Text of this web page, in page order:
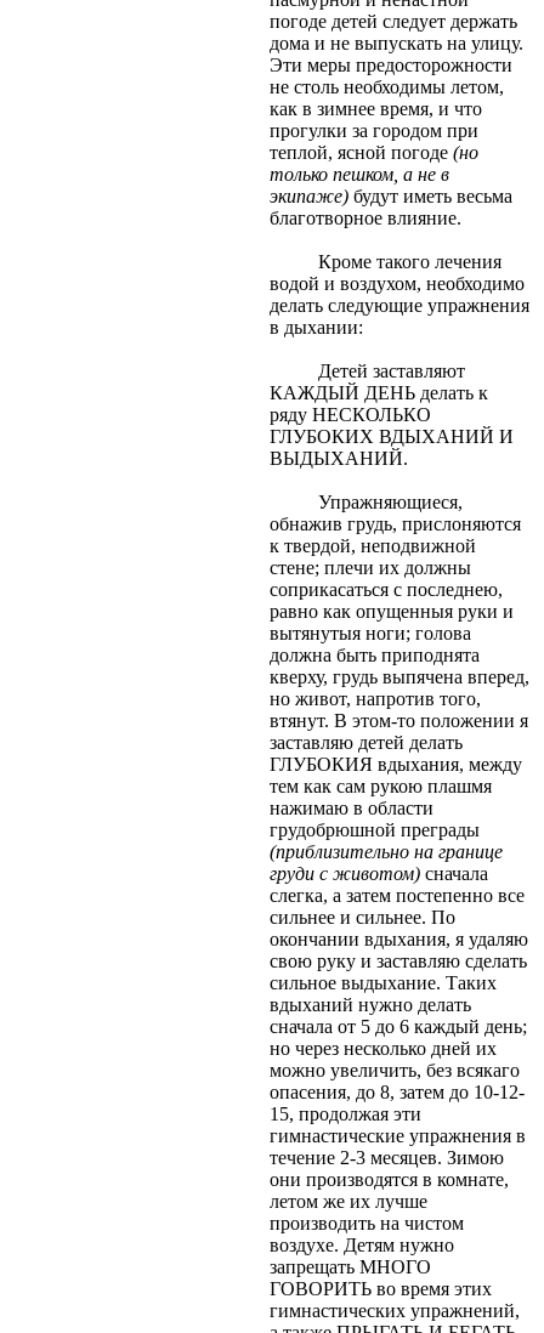
погоде детей следует держать
дома и не выпускать на улицу.
Эти меры предосторожности
не столь необходимы летом,
как в зимнее время, и что
прогулки за городом при
теплой, ясной погоде (но
только пешком, а не в
экипаже)будут иметь весьма
благотворное влияние.
Кроме такого лечения
водой и воздухом, необходимо
делать следующие упражнения
в дыхании:
Детей заставляют
КАЖДЫЙ ДЕНЬ делать к
ряду НЕСКОЛЬКО
ГЛУБОКИХ ВДЫХАНИЙ И
ВЫДЫХАНИЙ.
Упражняющиеся,
обнажив грудь, прислоняются
к твердой, неподвижной
стене; плечи их должны
соприкасаться с последнею,
равно как опущенныя руки и
вытянутыя ноги; голова
должна быть приподнята
кверху, грудь выпячена вперед,
но живот, напротив того,
втянут. В этом-то положении я
заставляю детей делать
ГЛУБОКИЯ вдыхания, между
тем как сам рукою плашмя
нажимаю в области
грудобрюшной преграды
(приблизительно на границе
груди с животом)сначала
слегка, а затем постепенно все
сильнее и сильнее. По
окончании вдыхания, я удаляю
свою руку и заставляю сделать
сильное выдыхание. Таких
вдыханий нужно делать
сначала от 5 до 6 каждый день;
но через несколько дней их
можно увеличить, без всякаго
опасения, до 8, затем до 10-12-
15, продолжая эти
гимнастические упражнения в
течение 2-3 месяцев. Зимою
они производятся в комнате,
летом же их лучше
производить на чистом
воздухе. Детям нужно
запрещать МНОГО
ГОВОРИТЬ во время этих
гимнастических упражнений,